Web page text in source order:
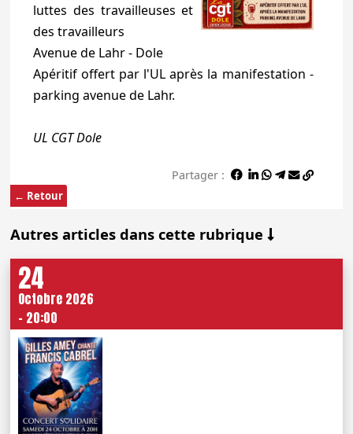
← Retour
luttes des travailleuses et
des travailleurs
Avenue de Lahr - Dole
Apéritif offert par l'UL après la manifestation -
parking avenue de Lahr.
UL CGT Dole
Partager :
Autres articles dans cette rubrique
24
Octobre 2026
- 20:00